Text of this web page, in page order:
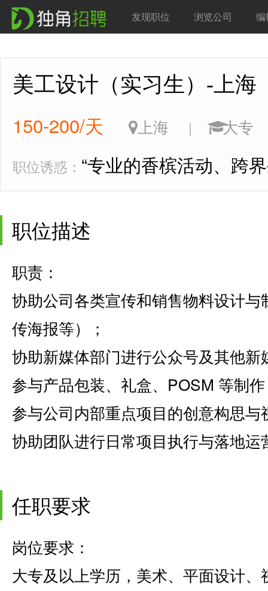
发现职位 浏览公司 编
美工设计（实习生）-上
150-200/天 上海 | 大
职位诱惑： “专业的香槟活动、跨
职位描述
职责：
协助公司各类宣传和销售物料设计
传海报等）；
协助新媒体部门进行公众号及其他新
参与产品包装、礼盒、POSM 等制
参与公司内部重点项目的创意构思与
协助团队进行日常项目执行与落地运
任职要求
岗位要求：
大专及以上学历，美术、平面设计